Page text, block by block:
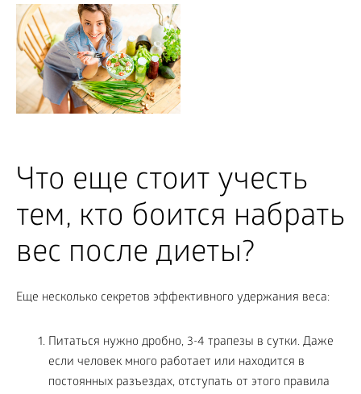
Что еще стоит учесть
тем, кто боится набрать
вес после диеты?
Еще несколько секретов эффективного удержания веса:
Питаться нужно дробно, 3-4 трапезы в сутки. Даже
если человек много работает или находится в
постоянных разъездах, отступать от этого правила